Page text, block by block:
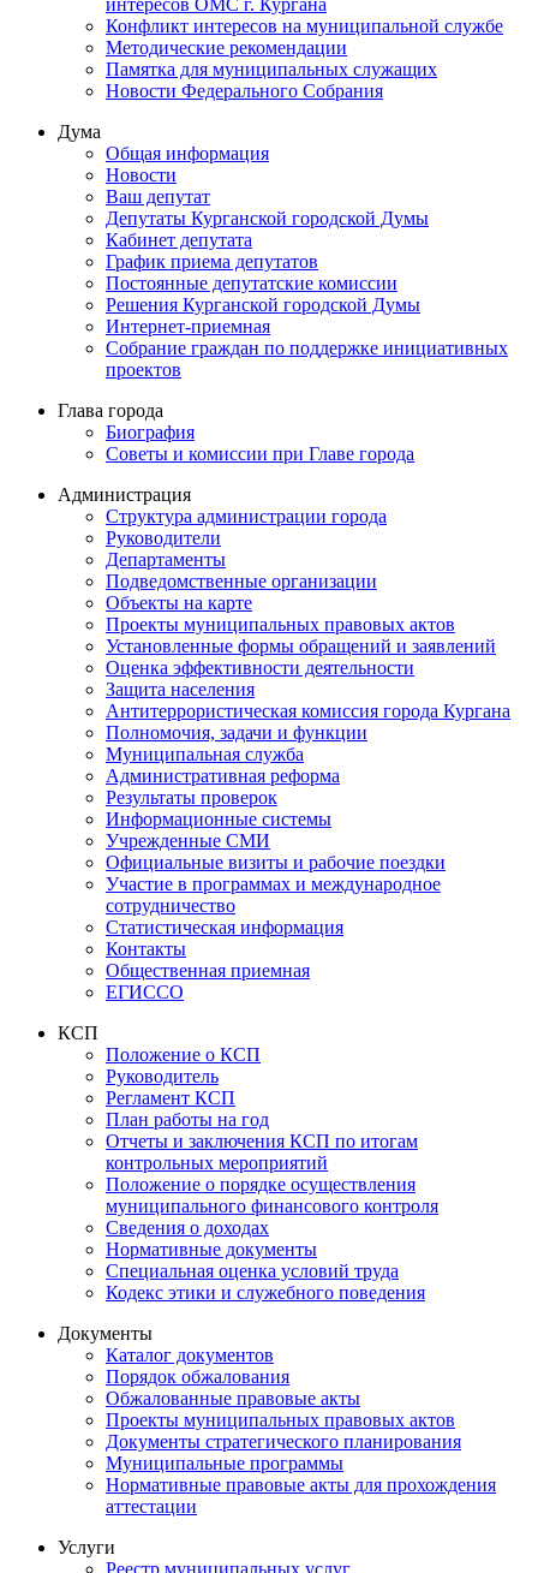
Конфликт интересов на муниципальной службе
Методические рекомендации
Памятка для муниципальных служащих
Новости Федерального Cобрания
Дума
Общая информация
Новости
Ваш депутат
Депутаты Курганской городской Думы
Кабинет депутата
График приема депутатов
Постоянные депутатские комиссии
Решения Курганской городской Думы
Интернет-приемная
Собрание граждан по поддержке инициативных
проектов
Глава города
Биография
Советы и комиссии при Главе города
Администрация
Структура администрации города
Руководители
Департаменты
Подведомственные организации
Объекты на карте
Проекты муниципальных правовых актов
Установленные формы обращений и заявлений
Оценка эффективности деятельности
Защита населения
Антитеррористическая комиссия города Кургана
Полномочия, задачи и функции
Муниципальная служба
Административная реформа
Результаты проверок
Информационные системы
Учрежденные СМИ
Официальные визиты и рабочие поездки
Участие в программах и международное
сотрудничество
Статистическая информация
Контакты
Общественная приемная
ЕГИССО
КСП
Положение о КСП
Руководитель
Регламент КСП
План работы на год
Отчеты и заключения КСП по итогам
контрольных мероприятий
Положение о порядке осуществления
муниципального финансового контроля
Сведения о доходах
Нормативные документы
Специальная оценка условий труда
Кодекс этики и служебного поведения
Документы
Каталог документов
Порядок обжалования
Обжалованные правовые акты
Проекты муниципальных правовых актов
Документы стратегического планирования
Муниципальные программы
Нормативные правовые акты для прохождения
аттестации
Услуги
Реестр муниципальных услуг